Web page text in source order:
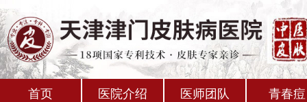
首页 医院介绍 医师团队 青春痘